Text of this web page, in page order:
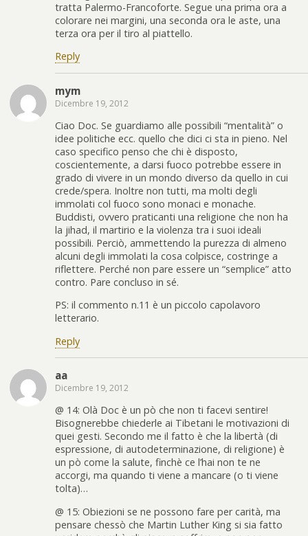
tratta Palermo-Francoforte. Segue una prima ora a
colorare nei margini, una seconda ora le aste, una
terza ora per il tiro al piattello.
Reply
mym
Dicembre 19, 2012
Ciao Doc. Se guardiamo alle possibili “mentalità” o
idee politiche ecc. quello che dici ci sta in pieno. Nel
caso specifico penso che chi è disposto,
coscientemente, a darsi fuoco potrebbe essere in
grado di vivere in un mondo diverso da quello in cui
crede/spera. Inoltre non tutti, ma molti degli
immolati col fuoco sono monaci e monache.
Buddisti, ovvero praticanti una religione che non ha
la jihad, il martirio e la violenza tra i suoi ideali
possibili. Perciò, ammettendo la purezza di almeno
alcuni degli immolati la cosa colpisce, costringe a
riflettere. Perché non pare essere un “semplice” atto
contro. Pare concluso in sé.
PS: il commento n.11 è un piccolo capolavoro
letterario.
Reply
aa
Dicembre 19, 2012
@ 14: Olà Doc è un pò che non ti facevi sentire!
Bisognerebbe chiederle ai Tibetani le motivazioni di
quei gesti. Secondo me il fatto è che la libertà (di
espressione, di autodeterminazione, di religione) è
un pò come la salute, finchè ce l’hai non te ne
accorgi, ma quando ti viene a mancare (o ti viene
tolta)…
@ 15: Obiezioni se ne possono fare per carità, ma
pensare chessò che Martin Luther King si sia fatto